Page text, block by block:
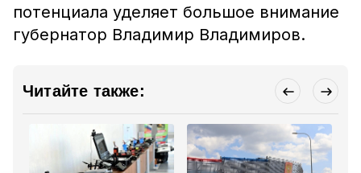
потенциала уделяет большое внимание
губернатор Владимир Владимиров.
Читайте также: